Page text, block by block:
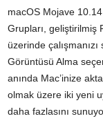
macOS Mojave
Grupları, geliştirilmiş
üzerinde
Görüntüsü Alma
anında Mac’inize
olmak üzere iki yeni
daha fazlasını